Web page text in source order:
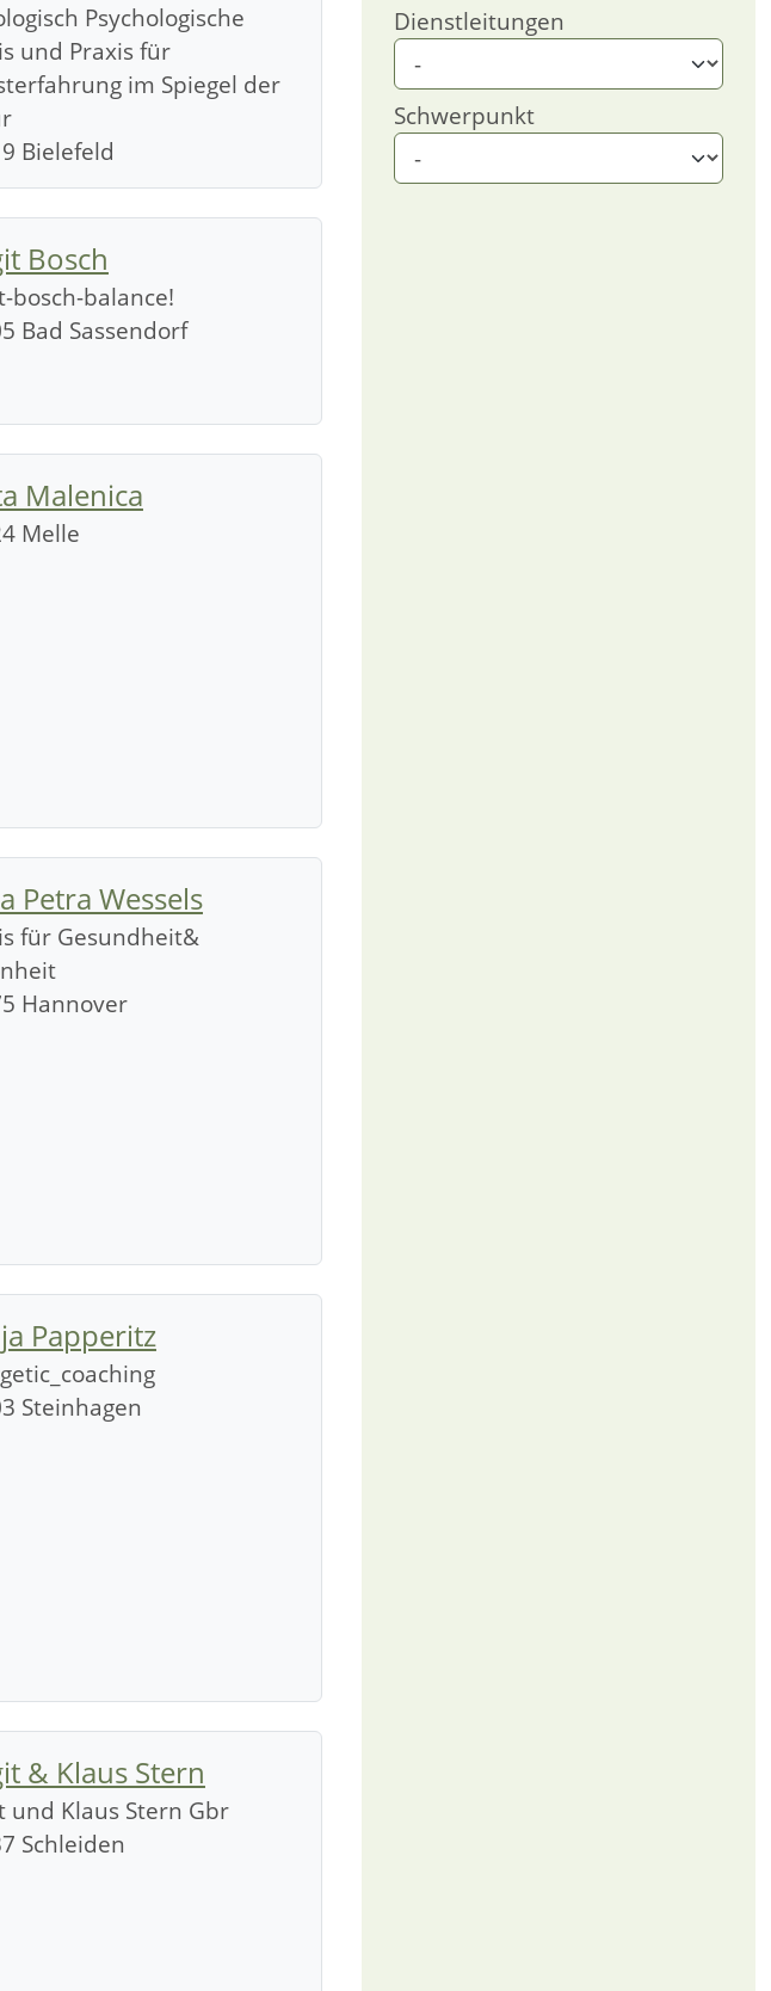
Psychologische
und Praxis für
im Spiegel der
Bielefeld
Bosch
bosch-balance!
Bad Sassendorf
Malenica
Melle
Petra Wessels
für Gesundheit&
Hannover
Papperitz
Steinhagen
& Klaus Stern
und Klaus Stern Gbr
Schleiden
Dienstleitungen
Schwerpunkt